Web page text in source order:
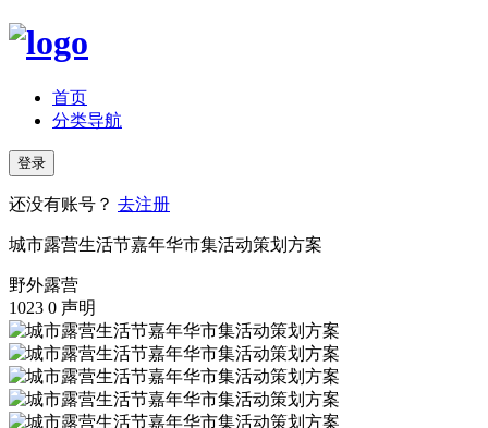
首页
分类导航
登录
还没有账号？ 去注册
城市露营生活节嘉年华市集活动策划方案
野外露营
1023 0 声明